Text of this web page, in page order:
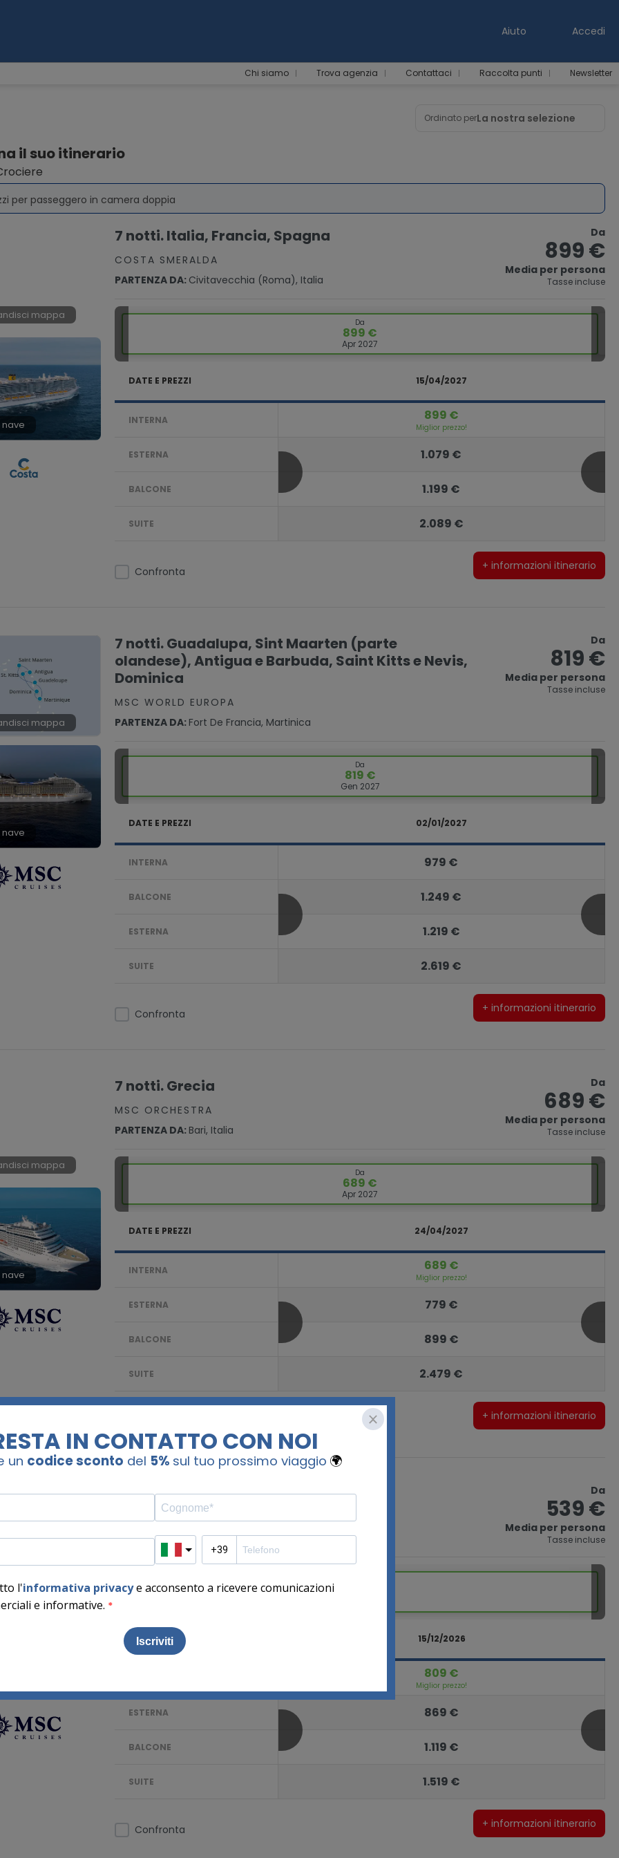
Aiuto Accedi
Chi siamo Trova agenzia Contattaci Raccolta punti Newsletter
Ordinato perLa nostra selezione
il suo itinerario
per passeggero in camera doppia
mappa
7 notti. Italia, Francia, Spagna
COSTA SMERALDA
PARTENZA DA: Civitavecchia (Roma), Italia
Da
899 €
Media per persona
Tasse incluse
Da
899 €
Apr 2027
DATE E PREZZI
INTERNA
ESTERNA
BALCONE
SUITE
15/04/2027
899 €
Miglior prezzo!
1.079 €
1.199 €
2.089 €
Confronta + informazioni itinerario
mappa
7 notti. Guadalupa, Sint Maarten (parte
olandese), Antigua e Barbuda, Saint Kitts e Nevis,
Dominica
MSC WORLD EUROPA
PARTENZA DA: Fort De Francia, Martinica
Da
819 €
Media per persona
Tasse incluse
Da
819 €
Gen 2027
DATE E PREZZI
INTERNA
BALCONE
ESTERNA
SUITE
02/01/2027
979 €
1.249 €
1.219 €
2.619 €
Confronta + informazioni itinerario
mappa
7 notti. Grecia
MSC ORCHESTRA
PARTENZA DA: Bari, Italia
Da
689 €
Media per persona
Tasse incluse
Da
689 €
Apr 2027
DATE E PREZZI
INTERNA
ESTERNA
BALCONE
SUITE
24/04/2027
689 €
Miglior prezzo!
779 €
899 €
2.479 €
+ informazioni itinerario
7 notti. Spagna
MSC FANTASIA
PARTENZA DA:Madeira (funchal), Portogallo
Da
539 €
Media per persona
Tasse incluse
DATE E PREZZI
ESTERNA
BALCONE
SUITE
15/12/2026
809 €
Miglior prezzo!
869 €
1.119 €
1.519 €
Confronta + informazioni itinerario